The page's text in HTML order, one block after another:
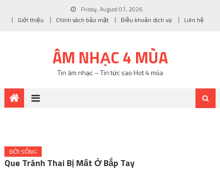
Friday, August 07, 2026
Giới thiệu
Chính sách bảo mật Điều khoản dịch vụ Liên hệ
ÂM NHẠC 4 MÙA
Tin âm nhạc – Tin tức sao Hot 4 mùa
ĐỜI SỐNG
Que Tránh Thai Bị Mất Ở Bắp Tay